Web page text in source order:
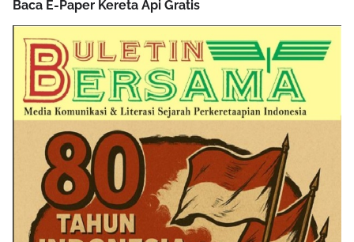
Baca E-Paper Kereta Api Gratis